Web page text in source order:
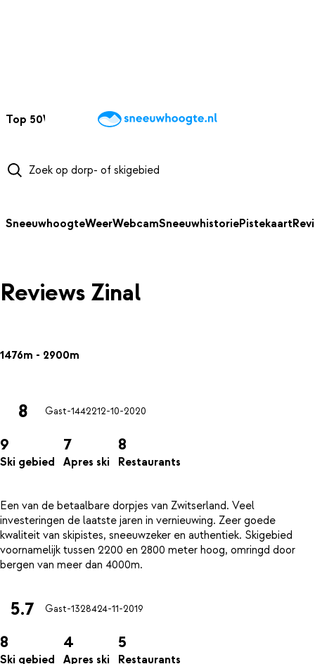
Top 50Webcams WintersportweerKaarten
SneeuwhoogteWeerWebcamSneeuwhistoriePistekaart
Reviews Zinal
1476m - 2900m
8 Gast-1442212-10-2020
9
Ski gebied
7
Apres ski
8
Restaurants
Een van de betaalbare dorpjes van Zwitserland. Veel
investeringen de laatste jaren in vernieuwing. Zeer goede
kwaliteit van skipistes, sneeuwzeker en authentiek. Skigebied
voornamelijk tussen 2200 en 2800 meter hoog, omringd door
5.7 Gast-1328424-11-2019
8
Ski gebied
4
Apres ski
5
Restaurants